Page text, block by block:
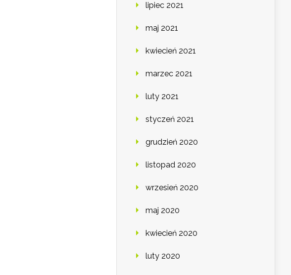
lipiec 2021
maj 2021
kwiecień 2021
marzec 2021
luty 2021
styczeń 2021
grudzień 2020
listopad 2020
wrzesień 2020
maj 2020
kwiecień 2020
luty 2020